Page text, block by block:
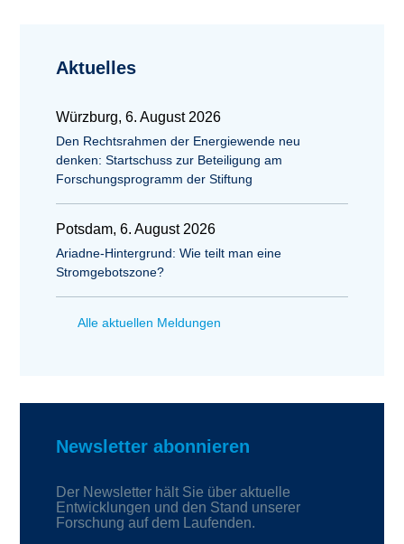
Aktuelles
Würzburg, 6. August 2026
Den Rechtsrahmen der Energiewende neu
denken: Startschuss zur Beteiligung am
Forschungsprogramm der Stiftung
Potsdam, 6. August 2026
Ariadne-Hintergrund: Wie teilt man eine
Stromgebotszone?
Alle aktuellen Meldungen
Newsletter abonnieren
Der Newsletter hält Sie über aktuelle
Entwicklungen und den Stand unserer
Forschung auf dem Laufenden.